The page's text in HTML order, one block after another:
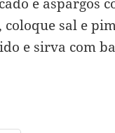
sal e
e sirva com